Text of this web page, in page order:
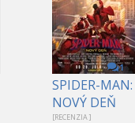
1
SPIDER-MAN:
NOVÝ DEŇ
[RECENZIA ]